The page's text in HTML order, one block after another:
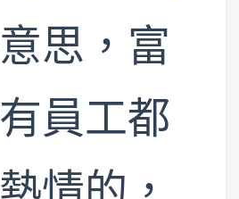
思，富
員工都